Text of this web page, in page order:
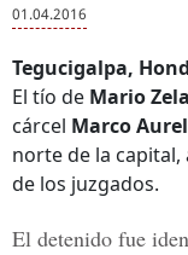
01.04.2016
Tegucigalpa,
El tío de Mario
cárcel Marco
norte de la
de los juzgados.
El detenido fue